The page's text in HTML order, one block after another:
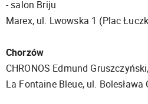
- salon Briju
Marex, ul. Lwowska 1 (Plac
Chorzów
CHRONOS Edmund
La Fontaine Bleue, ul. Bolesława